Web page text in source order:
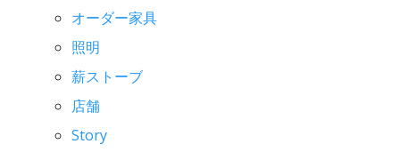
オーダー家具
照明
薪ストーブ
店舗
Story